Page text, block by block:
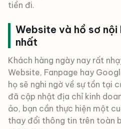
tiền đi.
Website và hồ sơ
nhất
Khách hàng ngày nay rất
Website, Fanpage hay
họ sẽ nghi ngờ về sự tồn tại
đã cập nhật địa chỉ kinh
ảo, bạn cần thực hiện một
thay đổi thông tin trên toàn